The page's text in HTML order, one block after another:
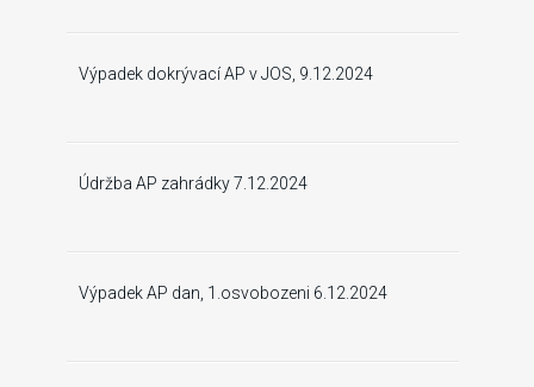
Výpadek dokrývací AP v JOS, 9.12.2024
Údržba AP zahrádky 7.12.2024
Výpadek AP dan, 1.osvobozeni 6.12.2024